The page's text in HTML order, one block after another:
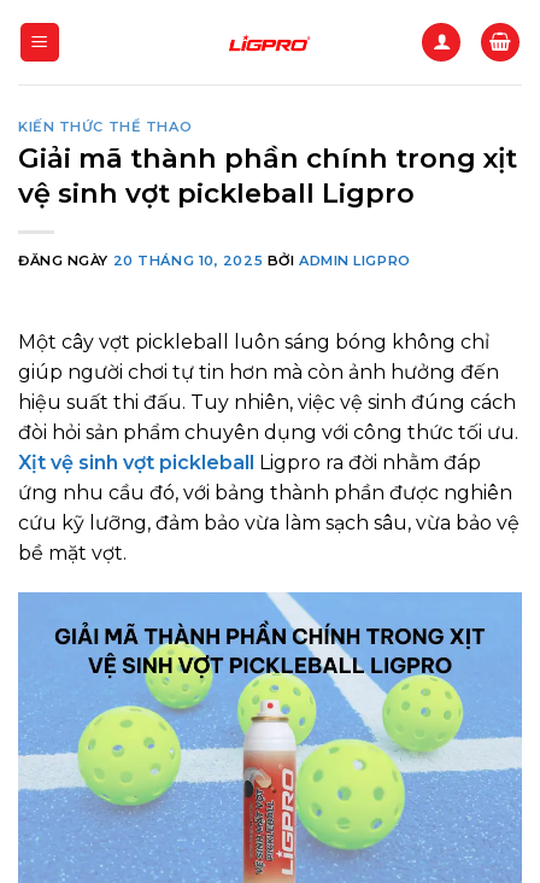
qua
KIẾN THỨC THỂ THAO
Giải mã thành phần chính trong xịt
vệ sinh vợt pickleball Ligpro
ĐĂNG NGÀY 20 THÁNG 10, 2025 BỞI ADMIN LIGPRO
Một cây vợt pickleball luôn sáng bóng không chỉ
giúp người chơi tự tin hơn mà còn ảnh hưởng đến
hiệu suất thi đấu. Tuy nhiên, việc vệ sinh đúng cách
đòi hỏi sản phẩm chuyên dụng với công thức tối ưu.
Xịt vệ sinh vợt pickleball Ligpro ra đời nhằm đáp
ứng nhu cầu đó, với bảng thành phần được nghiên
cứu kỹ lưỡng, đảm bảo vừa làm sạch sâu, vừa bảo vệ
bề mặt vợt.